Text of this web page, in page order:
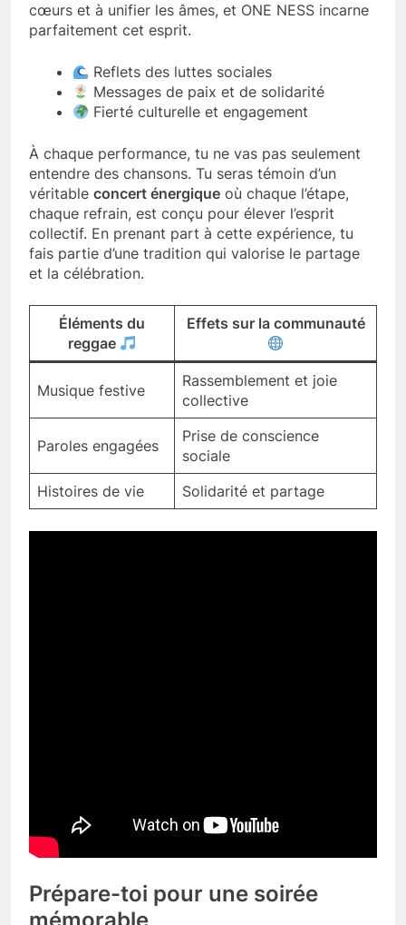
cœurs et à unifier les âmes, et ONE NESS incarne
parfaitement cet esprit.
Reflets des luttes sociales
Messages de paix et de solidarité
Fierté culturelle et engagement
À chaque performance, tu ne vas pas seulement
entendre des chansons. Tu seras témoin d’un
véritable concert énergique où chaque l’étape,
chaque refrain, est conçu pour élever l’esprit
collectif. En prenant part à cette expérience, tu
fais partie d’une tradition qui valorise le partage
et la célébration.
Éléments du
reggae
Effets sur la communauté
Musique festive
Rassemblement et joie
collective
Paroles engagées
Prise de conscience
sociale
Histoires de vie
Solidarité et partage
Prépare-toi pour une soirée